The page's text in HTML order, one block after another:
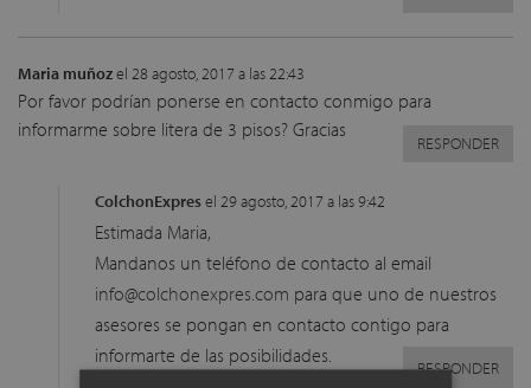
Maria muñozel 28 agosto, 2017 a las 22:43
Por favor podrían ponerse en contacto conmigo para
informarme sobre litera de 3 pisos? Gracias
RESPONDER
ColchonExpresel 29 agosto, 2017 a las 9:42
Estimada Maria,
Mandanos un teléfono de contacto al email
info@colchonexpres.com para que uno de nuestros
asesores se pongan en contacto contigo para
informarte de las posibilidades.
RESPONDER